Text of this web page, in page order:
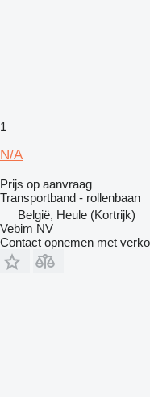
1
N/A
Prijs op aanvraag
Transportband - rollenbaan
België, Heule (Kortrijk)
Vebim NV
Contact opnemen met